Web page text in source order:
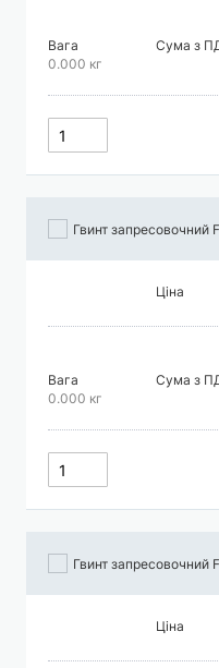
Вага
0.000 кг
Сума з
Гвинт запресовочний
Ціна
Вага
0.000 кг
Сума з
Гвинт запресовочний
Ціна